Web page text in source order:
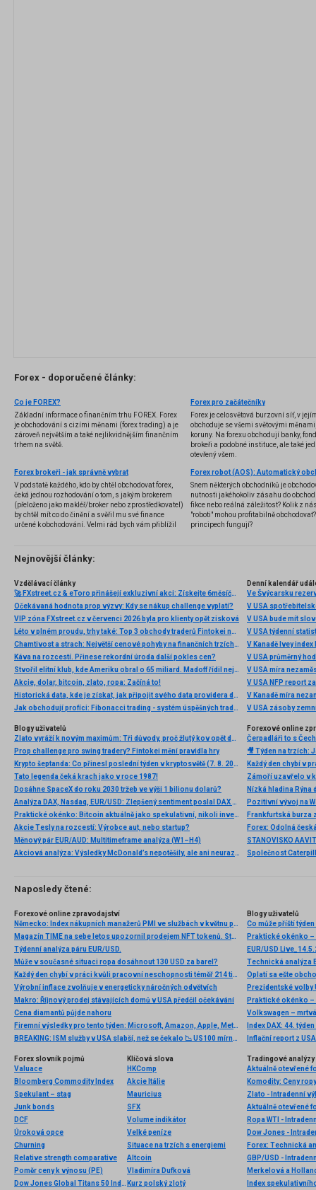
Forex - doporučené články:
Co je FOREX?
Základní informace o finančním trhu FOREX. Forex
je obchodování s cizími měnami (forex trading) a je
zároveň největším a také nejlikvidnějším finančním
trhem na světě.
Forex pro začátečníky
Forex je celosvětová burzovní síť, v
obchoduje se všemi světovými
koruny. Na forexu obchodují banky,
brokeři a podobné instituce, ale také
otevřený všem.
Forex brokeři - jak správně vybrat
V podstatě každého, kdo by chtěl obchodovat forex,
čeká jednou rozhodování o tom, s jakým brokerem
(přeloženo jako makléř/broker nebo zprostředkovatel)
by chtěl mít co do činění a svěřil mu své finance
určené k obchodování. Velmi rád bych vám přiblížil
několik příkladů nejznámějších z nich.
Snem některých obchodníků je
nutnosti jakéhokoliv zásahu do
fikce nebo reálná záležitost? Kolik z
"roboti" mohou profitabilně
principech fungují?
Nejnovější články:
Vzdělávací články
🚀 FXstreet.cz & eToro přinášejí exkluzivní akci: Získejte 6měsíční členství ve VIP zóně ZDARMA
Očekávaná hodnota prop výzvy: Kdy se nákup challenge vyplatí?
VIP zóna FXstreet.cz v červenci 2026 byla pro klienty opět zisková
Léto v plném proudu, trhy také: Top 3 obchody traderů Fintokei na indexech a zlatě
Chamtivost a strach: Největší cenové pohyby na finančních trzích (červenec 2026)
Káva na rozcestí. Přinese rekordní úroda další pokles cen?
Stvořil elitní klub, kde Ameriku obral o 65 miliard. Madoff řídil největší Ponzi dějin
Akcie, dolar, bitcoin, zlato, ropa: Začíná to!
Historická data, kde je získat, jak připojit svého data providera do MultiCharts a proč je budeme potřebovat? (4. díl)
Jak obchodují profíci: Fibonacci trading - systém úspěšných traderů
Denní kalendář
Ve Švýcarsku
V USA
V USA bude mít
V USA týdenní
V Kanadě Ivey index
V USA průměrný
V USA míra
V USA NFP report
V Kanadě míra
V USA zásoby
Blogy uživatelů
Zlato vyráží k novým maximům: Tři důvody, proč žlutý kov opět dominuje
Prop challenge pro swing tradery? Fintokei mění pravidla hry
Krypto šeptanda: Co přinesl poslední týden v kryptosvětě (7. 8. 2026)
Tato legenda čeká krach jako v roce 1987!
Dosáhne SpaceX do roku 2030 tržeb ve výši 1 bilionu dolarů?
Analýza DAX, Nasdaq, EUR/USD: Zlepšený sentiment poslal DAX na nová maxima
Praktické okénko: Bitcoin aktuálně jako spekulativní, nikoli investiční aktivum
Akcie Tesly na rozcestí: Výrobce aut, nebo startup?
Měnový pár EUR/AUD: Multitimeframe analýza (W1–H4)
Akciová analýza: Výsledky McDonald’s nepotěšily, ale ani neurazily. Jakou vizi společnost prezentovala?
Forexové online
Nízká hladina
Pozitivní vývoj na
Frankfurtská burza
Naposledy čtené:
Forexové online zpravodajství
Německo: Index nákupních manažerů PMI ve službách v květnu podle konečných dat vzrostl na 48,1 b
Magazín TIME na sebe letos upozornil prodejem NFT tokenů. Stal se tak prvním velkým mediálním domem, který bude vlastnit kryptoměnu Ethereum (ETH).
Týdenní analýza páru EUR/USD.
Může v současné situaci ropa dosáhnout 130 USD za barel?
Každý den chybí v práci kvůli pracovní neschopnosti téměř 214 tisíc lidí. Přesto stonáme kratší dobu než před covidem
Výrobní inflace zvolňuje v energeticky náročných odvětvích
Makro: Říjnový prodej stávajících domů v USA předčil očekávání
Cena diamantů půjde nahoru
Firemní výsledky pro tento týden: Microsoft, Amazon, Apple, Meta, Alphabet, Visa, Starbucks…
BREAKING: ISM služby v USA slabší, než se čekalo 📉 US100 mírně ztrácí
Blogy uživatelů
Praktické okénko –
EUR/USD
Oplatí sa ešte
Prezidentské volby
Praktické okénko
Volkswagen –
Index DAX: 44.
Inflační report z USA
Forex slovník pojmů
Valuace
Bloomberg Commodity Index
Spekulant – stag
Junk bonds
DCF
Úroková opce
Churning
Relative strength comparative
Poměr ceny k výnosu (PE)
Dow Jones Global Titans 50 Index
Klíčová slova
HKComp
Akcie Itálie
Mauricius
SFX
Volume indikátor
Velké peníze
Situace na trzích s energiemi
Altcoin
Vladimíra Dufková
Kurz polský zlotý
Tradingové analýzy
Aktuálně otevřené
Zlato - Intradenní
Aktuálně otevřené
Ropa WTI -
Dow Jones -
Forex: Technická
GBP/USD -
Merkelová a
Index